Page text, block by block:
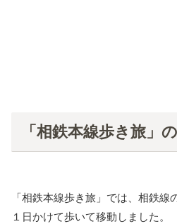
「相鉄本線歩き旅」
「相鉄本線歩き旅」では、相鉄
１日かけて歩いて移動しました。